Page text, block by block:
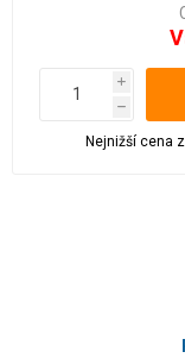
i
h
Nejnižší cena